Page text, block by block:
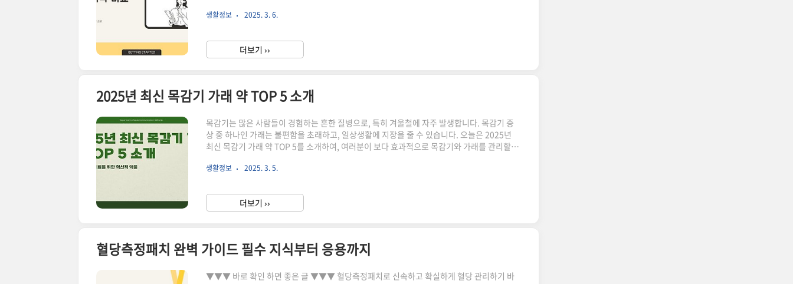
최신 연금저축 트렌드 소개 성공을 위한 3가지 요령 바로가기연금저축의 중요성 연금저축은
개인의 노후 준비가 더욱 중요해지고 있습니다. 연금저축을 통해 세액 공제를 받을 수 있고, 자
산을 장기적으로 성장시킬 수 있는 기회를 제공합니다...
생활정보 2025. 3. 6.
더보기 ››
2025년 최신 목감기 가래 약 TOP 5 소개
목감기는 많은 사람들이 경험하는 흔한 질병으로, 특히 겨울철에 자주 발생합니다. 목감기 증
상 중 하나인 가래는 불편함을 초래하고, 일상생활에 지장을 줄 수 있습니다. 오늘은 2025년
최신 목감기 가래 약 TOP 5를 소개하여, 여러분이 보다 효과적으로 목감기와 가래를 관리할 수
계산 TOP 10 비교 분석 바로가기2025년 피부톤 개선 TOP 5 전문가 추천하는 성공 비결 바로
형 가래약 최근에는 스프레이형 가래약이 큰 인기를 끌고 있습니다. 이 약물은 직접 목에 분사
하여 빠르게 작용합니다...
생활정보 2025. 3. 5.
더보기 ››
혈당측정패치 완벽 가이드 필수 지식부터 응용까지
▼▼▼ 바로 확인 하면 좋은 글 ▼▼▼ 혈당측정패치로 신속하고 확실하게 혈당 관리하기 바